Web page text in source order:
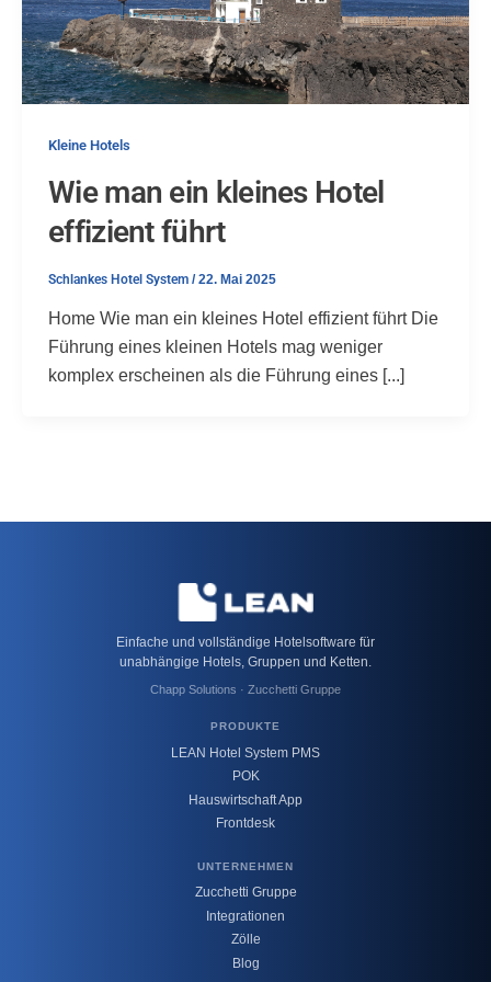
Kleine Hotels
Wie man ein kleines Hotel
effizient führt
Schlankes Hotel System /22. Mai 2025
Home Wie man ein kleines Hotel effizient führt Die
Führung eines kleinen Hotels mag weniger
komplex erscheinen als die Führung eines [...]
Einfache und vollständige Hotelsoftware für
unabhängige Hotels, Gruppen und Ketten.
Chapp Solutions · Zucchetti Gruppe
PRODUKTE
LEAN Hotel System PMS
POK
Hauswirtschaft App
Frontdesk
UNTERNEHMEN
Zucchetti Gruppe
Integrationen
Zölle
Blog